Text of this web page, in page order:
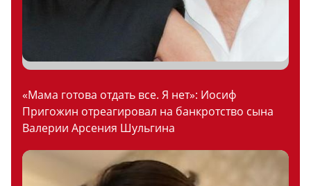
«Мама готова отдать все. Я нет»: Иосиф
Пригожин отреагировал на банкротство сына
Валерии Арсения Шульгина